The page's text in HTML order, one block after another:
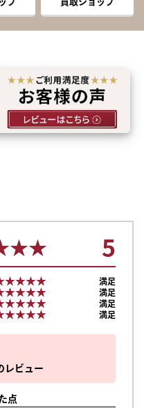
レビュー
点
5
満足
満足
満足
満足